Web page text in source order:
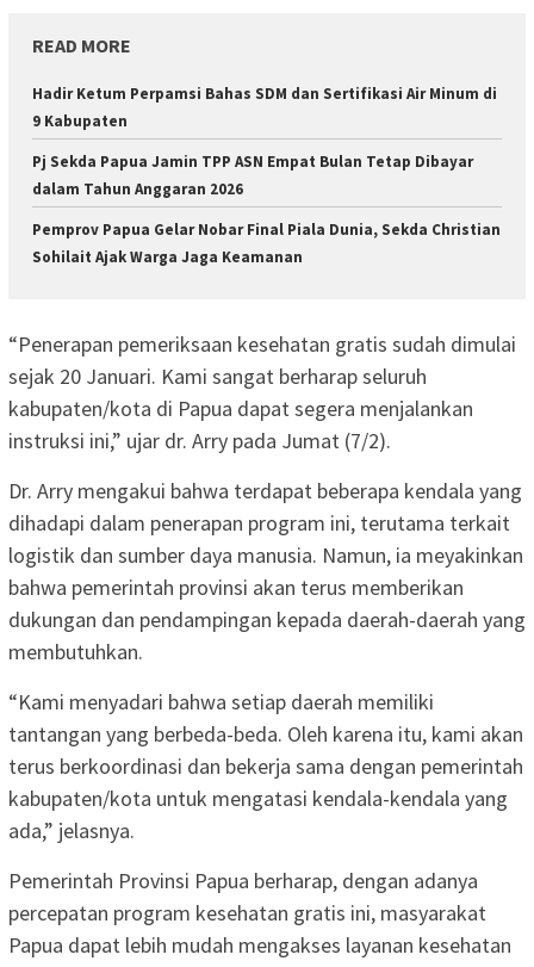
READ MORE
Hadir Ketum Perpamsi Bahas SDM dan Sertifikasi Air Minum di
9 Kabupaten
Pj Sekda Papua Jamin TPP ASN Empat Bulan Tetap Dibayar
dalam Tahun Anggaran 2026
Pemprov Papua Gelar Nobar Final Piala Dunia, Sekda Christian
Sohilait Ajak Warga Jaga Keamanan
“Penerapan pemeriksaan kesehatan gratis sudah dimulai
sejak 20 Januari. Kami sangat berharap seluruh
kabupaten/kota di Papua dapat segera menjalankan
instruksi ini,” ujar dr. Arry pada Jumat (7/2).
Dr. Arry mengakui bahwa terdapat beberapa kendala yang
dihadapi dalam penerapan program ini, terutama terkait
logistik dan sumber daya manusia. Namun, ia meyakinkan
bahwa pemerintah provinsi akan terus memberikan
dukungan dan pendampingan kepada daerah-daerah yang
membutuhkan.
“Kami menyadari bahwa setiap daerah memiliki
tantangan yang berbeda-beda. Oleh karena itu, kami akan
terus berkoordinasi dan bekerja sama dengan pemerintah
kabupaten/kota untuk mengatasi kendala-kendala yang
ada,” jelasnya.
Pemerintah Provinsi Papua berharap, dengan adanya
percepatan program kesehatan gratis ini, masyarakat
Papua dapat lebih mudah mengakses layanan kesehatan